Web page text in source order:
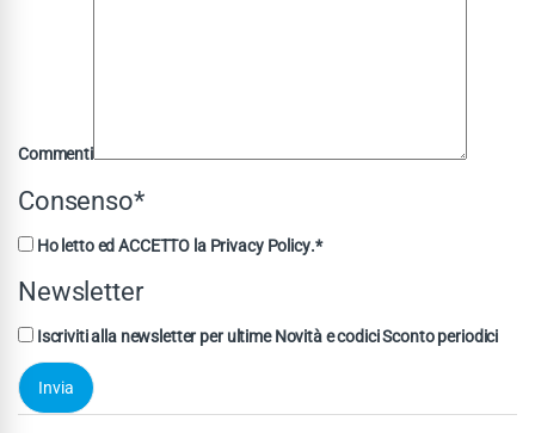
Commenti
Consenso*
Ho letto ed ACCETTO la Privacy Policy.*
Newsletter
Iscriviti alla newsletter per ultimeNovitàe codiciScontoperiodici